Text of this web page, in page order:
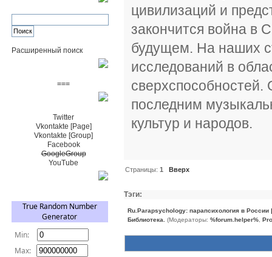
Расширенный поиск
===
Twitter
Vkontakte [Page]
Vkontakte [Group]
Facebook
GoogleGroup
YouTube
цивилизаций и
закончится война в
будущем. На наших
исследований в
сверхспособностей.
последним
культур и народов.
Страницы:1 Вверх
Тэги:
Ru.Parapsychology: парапсихология в
Библиотека. (Модераторы: %forum.helper%,